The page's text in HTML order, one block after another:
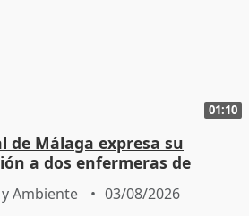
01:10
de Málaga expresa su
a dos enfermeras de
Ambiente 03/08/2026